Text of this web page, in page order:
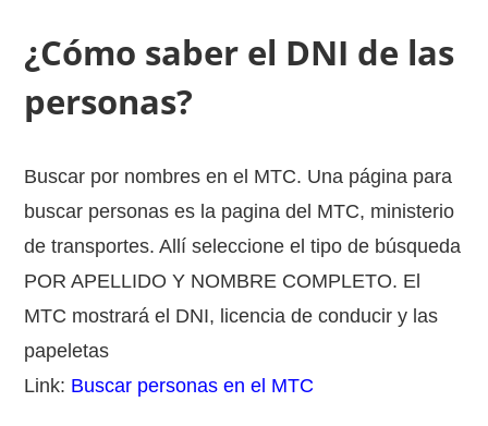
¿Cómo saber el DNI de las
personas?
Buscar por nombres en el MTC. Una página para
buscar personas es la pagina del MTC, ministerio
de transportes. Allí seleccione el tipo de búsqueda
POR APELLIDO Y NOMBRE COMPLETO. El
MTC mostrará el DNI, licencia de conducir y las
papeletas
Link: Buscar personas en el MTC